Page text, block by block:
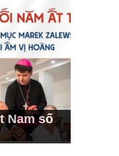
Nam số